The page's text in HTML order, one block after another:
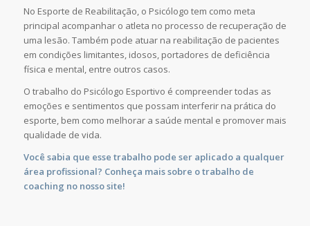
No Esporte de Reabilitação, o Psicólogo tem como meta
principal acompanhar o atleta no processo de recuperação de
uma lesão. Também pode atuar na reabilitação de pacientes
em condições limitantes, idosos, portadores de deficiência
física e mental, entre outros casos.
O trabalho do Psicólogo Esportivo é compreender todas as
emoções e sentimentos que possam interferir na prática do
esporte, bem como melhorar a saúde mental e promover mais
qualidade de vida.
Você sabia que esse trabalho pode ser aplicado a qualquer
área profissional? Conheça mais sobre o trabalho de
coaching no nosso site!